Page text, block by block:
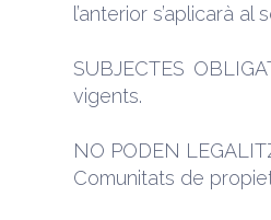
l’anterior s’aplicarà
SUBJECTES
vigents.
NO PODEN
Comunitats de